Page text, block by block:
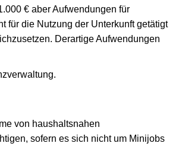
€ aber Aufwendungen für
für die Nutzung der Unterkunft getätigt
Derartige Aufwendungen
von haushaltsnahen
sofern es sich nicht um Minijobs